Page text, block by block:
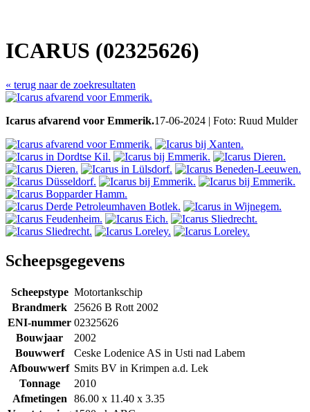
ICARUS (02325626)
« terug naar de zoekresultaten
Icarus afvarend voor Emmerik.17-06-2024 | Foto: Ruud Mulder
Scheepsgegevens
Scheepstype Motortankschip
Brandmerk
25626 B Rott 2002
ENI-nummer 02325626
Bouwjaar
2002
Bouwwerf
Ceske Lodenice AS in Usti nad Labem
Afbouwwerf Smits BV in Krimpen a.d. Lek
Tonnage
2010
Afmetingen
86.00 x 11.40 x 3.35